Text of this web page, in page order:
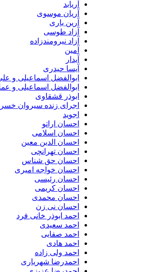
آریان موسوی
آرین یاری
آزاد طوسی
آزاد نیرومندزاده
آیسا حیدری
ابوالفضل اسماعیلی و علی براتی
ابوالفضل اسماعیلی و عماد حامدی
ابوذر قشقاوی
اجرای زنده سیروان خسروی
احسان اراتو
احسان اسلامی
احسان الدین معین
احسان تهرانچی
احسان حق شناس
احسان خواجه امیری
احسان رئیسی
احسان کریمی
احسان محمدی
احسان نی زن
احمد ابوذر خانی فرد
احمد سعیدی
احمد صفایی
احمد هادی
احمد ولی زاده
احمدرضا شهریاری